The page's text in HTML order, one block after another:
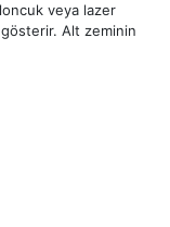
veya lazer
Alt zeminin